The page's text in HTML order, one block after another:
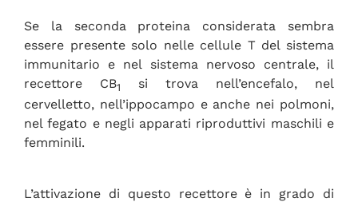
Se la seconda proteina considerata sembra
essere presente solo nelle cellule T del sistema
immunitario e nel sistema nervoso centrale, il
recettore CB1
si trova nell’encefalo, nel
cervelletto, nell’ippocampo e anche nei polmoni,
nel fegato e negli apparati riproduttivi maschili e
femminili.
L’attivazione di questo recettore è in grado di